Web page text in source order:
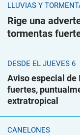
LLUVIAS Y
Rige una
tormentas
DESDE EL JUEVES 6
Aviso especial
fuertes,
extratropical
CANELONES